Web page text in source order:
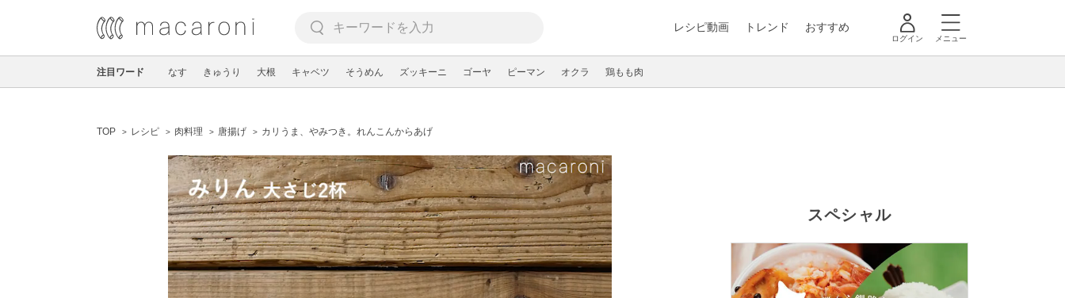
レシピ動画 トレンド おすすめ
ログイン メニュー
注目ワード なす きゅうり 大根 キャベツ そうめん ズッキーニ ゴーヤ ピーマン オクラ 鶏もも肉
TOP レシピ 肉料理 唐揚げ カリうま、やみつき。れんこんからあげ
スペシャル